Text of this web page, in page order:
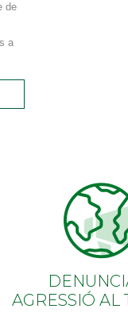
de
a
AGRESSIÓ AL